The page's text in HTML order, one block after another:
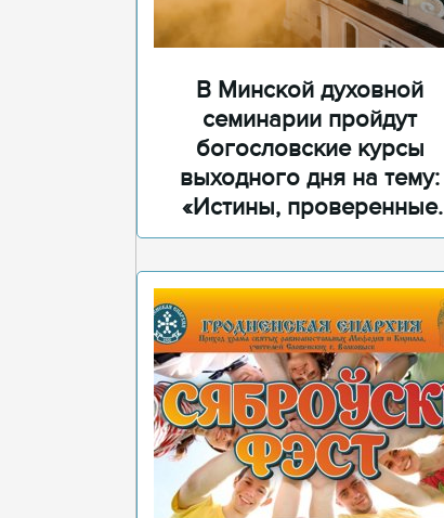
В Минской духовной
семинарии пройдут
богословские курсы
выходного дня на тему:
«Истины, проверенные
временем»